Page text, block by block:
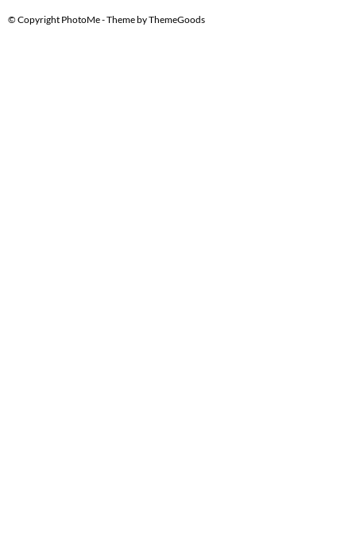
© Copyright PhotoMe - Theme by ThemeGoods